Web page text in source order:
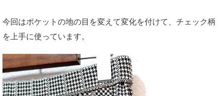
今回はポケットの地の目を変えて変化を付けて、チェック柄
を上手に使っています。